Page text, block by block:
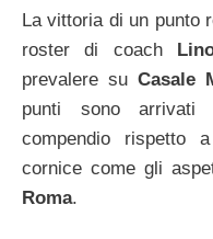
La vittoria di un punto
roster di coach
prevalere su Casale
punti sono arrivati
compendio rispetto
cornice come gli
Roma.